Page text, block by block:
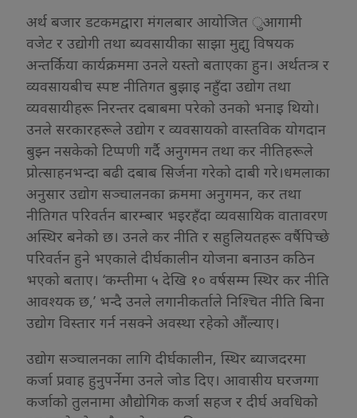
अर्थ बजार डटकमद्वारा मंगलबार आयोजित ुआगामी
वजेट र उद्योगी तथा ब्यवसायीका साझा मुद्दाु विषयक
अन्तर्किया कार्यक्रममा उनले यस्तो बताएका हुन। अर्थतन्त्र र
व्यवसायबीच स्पष्ट नीतिगत बुझाइ नहुँदा उद्योग तथा
व्यवसायीहरू निरन्तर दबाबमा परेको उनको भनाइ थियो।
उनले सरकारहरूले उद्योग र व्यवसायको वास्तविक योगदान
बुझ्न नसकेको टिप्पणी गर्दै अनुगमन तथा कर नीतिहरूले
प्रोत्साहनभन्दा बढी दबाब सिर्जना गरेको दाबी गरे।धमलाका
अनुसार उद्योग सञ्चालनका क्रममा अनुगमन, कर तथा
नीतिगत परिवर्तन बारम्बार भइरहँदा व्यवसायिक वातावरण
अस्थिर बनेको छ। उनले कर नीति र सहुलियतहरू वर्षैपिच्छे
परिवर्तन हुने भएकाले दीर्घकालीन योजना बनाउन कठिन
भएको बताए। ‘कम्तीमा ५ देखि १० वर्षसम्म स्थिर कर नीति
आवश्यक छ,’ भन्दै उनले लगानीकर्ताले निश्चित नीति बिना
उद्योग विस्तार गर्न नसक्ने अवस्था रहेको औंल्याए।
उद्योग सञ्चालनका लागि दीर्घकालीन, स्थिर ब्याजदरमा
कर्जा प्रवाह हुनुपर्नेमा उनले जोड दिए। आवासीय घरजग्गा
कर्जाको तुलनामा औद्योगिक कर्जा सहज र दीर्घ अवधिको